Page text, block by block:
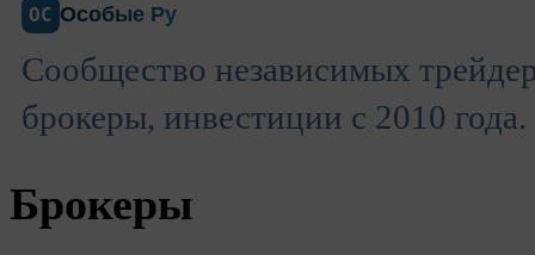
ОС Особые Ру
Сообщество независимых
брокеры, инвестиции с 2010 года.
Брокеры